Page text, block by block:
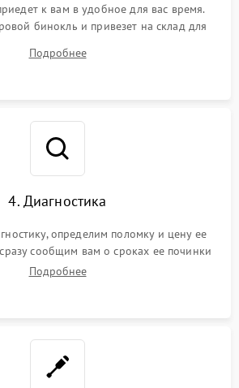
к вам в удобное для вас время.
бинокль и привезет на склад для
Подробнее
4. Диагностика
определим поломку и цену ее
сообщим вам о сроках ее починки
Подробнее